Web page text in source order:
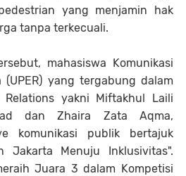
yang menjamin hak
tanpa terkecuali.
mahasiswa Komunikasi
(UPER) yang tergabung dalam
yakni Miftakhul Laili
dan Zhaira Zata Aqma,
komunikasi publik bertajuk
Jakarta Menuju Inklusivitas".
Juara 3 dalam Kompetisi